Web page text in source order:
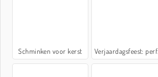
Schminken voor kerst Verjaardagsfeest: perfecte make-up